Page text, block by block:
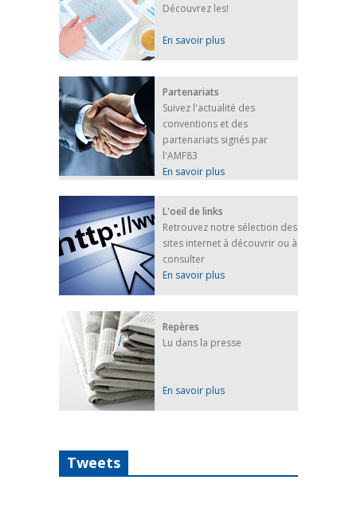
Découvrez les!
En savoir plus
Partenariats
Suivez l'actualité des
conventions et des
partenariats signés par
l'AMF83
En savoir plus
L'oeil de links
Retrouvez notre sélection des
sites internet à découvrir ou à
consulter
En savoir plus
Repères
Lu dans la presse
En savoir plus
Tweets